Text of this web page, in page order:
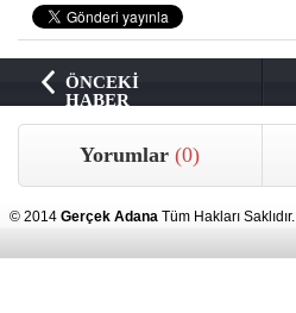
ÖNCEKİ
HABER
Yorumlar(0)
© 2014 Gerçek Adana Tüm Hakları Saklıdır.